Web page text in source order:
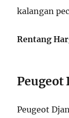
kalangan
Rentang
Peugeot
Peugeot